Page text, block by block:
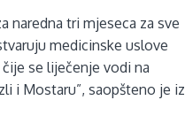
naredna tri mjeseca za sve
medicinske uslove
se liječenje vodi na
i Mostaru”, saopšteno je iz